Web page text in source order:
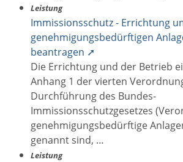
Leistung
Immissionsschutz - Errichtung
genehmigungsbedürftigen
beantragen ➚
Die Errichtung und der Betrieb
Anhang 1 der vierten
Durchführung des Bundes-
Immissionsschutzgesetzes
genehmigungsbedürftige
genannt sind, …
Leistung